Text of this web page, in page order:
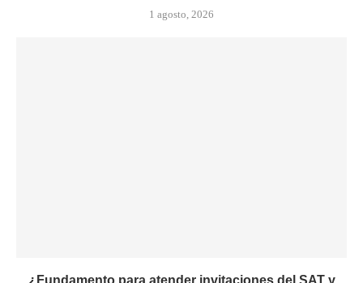
1 agosto, 2026
¿Fundamento para atender invitaciones del SAT y